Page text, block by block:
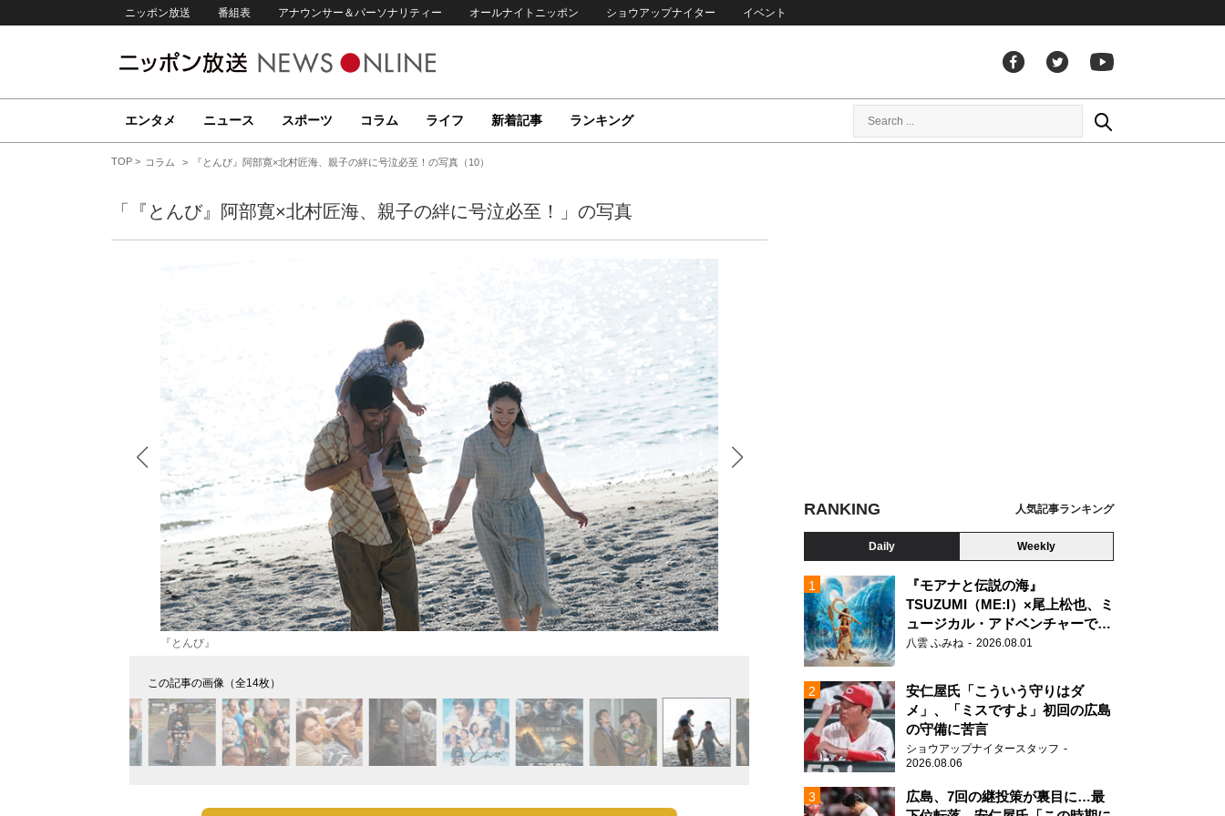
ニッポン放送 番組表 アナウンサー＆パーソナリティー オールナイトニッポン ショウアップナイター イベント
エンタメ ニュース スポーツ コラム ライフ 新着記事 ランキング
TOP コラム 『とんび』阿部寛×北村匠海、親子の絆に号泣必至！の写真（10）
「『とんび』阿部寛×北村匠海、親子の絆に号泣必至！」の写真
『とんび』 『バーニング・ダウン 爆発都市』
この記事の画像（全14枚）
RANKING 人気記事ランキング
Daily Weekly
『モアナと伝説の海』
TSUZUMI（ME:I）×尾上松也、ミ
ュージカル・アドベンチャーで美
声を響かせる
八雲 ふみね 2026.08.01
安仁屋氏「こういう守りはダ
メ」、「ミスですよ」初回の広島
の守備に苦言
ショウアップナイタースタッフ
2026.08.06
広島、7回の継投策が裏目に…最